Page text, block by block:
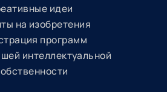
идеи
на изобретения
программ
интеллектуальной